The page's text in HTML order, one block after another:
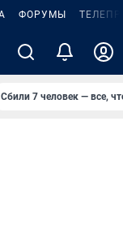
ФОРУМЫ
Сбили 7 человек — все,